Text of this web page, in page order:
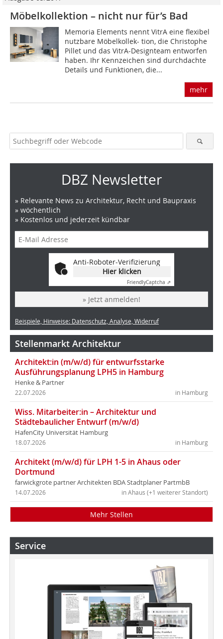
Möbelkollektion – nicht nur für’s Bad
Memoria Elements nennt VitrA eine flexibel
nutzbare Möbelkollek- tion, die Christophe
Pillet und das VitrA-Designteam entworfen
haben. Ihr Kennzeichen sind durchdachte
Details und Funktionen, die...
mehr
DBZ Newsletter
» Relevante News zu Architektur, Recht und Baupraxis
» wöchentlich
» Kostenlos und jederzeit kündbar
Anti-Roboter-Verifizierung
Hier klicken
FriendlyCaptcha ⇗
» Jetzt anmelden!
Beispiele, Hinweise: Datenschutz, Analyse, Widerruf
Stellenmarkt Architektur
Architekt:in (m/w/d) für entwurfsstarke
Ausführungsplanung LPH5 in Hamburg
Henke & Partner
in Hamburg
22.07.2026
Wiss. Mitarbeiter:in – Architektur und
Städtebaulicher Entwurf (m/w/d)
HafenCity Universität Hamburg
in Hamburg
18.07.2026
Architekt (m/w/d) für LPH 1-5 in Ahaus oder
Dortmund
farwickgrote partner Architekten BDA Stadtplaner PartmbB
in Ahaus (+1 weiterer Standort)
14.07.2026
Mehr Stellen
Service